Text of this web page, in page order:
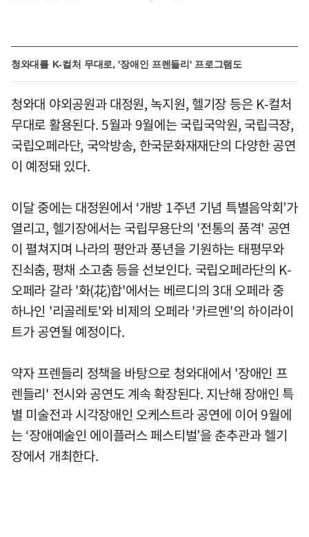
청와대를 K-컬처 무대로, '장애인 프렌들리' 프로그램도
청와대 야외공원과 대정원, 녹지원, 헬기장 등은 K-컬처
무대로 활용된다. 5월과 9월에는 국립국악원, 국립극장,
국립오페라단, 국악방송, 한국문화재재단의 다양한 공연
이 예정돼 있다.
이달 중에는 대정원에서 ‘개방 1주년 기념 특별음악회’가
열리고, 헬기장에서는 국립무용단의 '전통의 품격' 공연
이 펼쳐지며 나라의 평안과 풍년을 기원하는 태평무와
진쇠춤, 평채 소고춤 등을 선보인다. 국립오페라단의 K-
오페라 갈라 '화(花)합'에서는 베르디의 3대 오페라 중
하나인 '리골레토'와 비제의 오페라 '카르멘'의 하이라이
트가 공연될 예정이다.
약자 프렌들리 정책을 바탕으로 청와대에서 '장애인 프
렌들리' 전시와 공연도 계속 확장된다. 지난해 장애인 특
별 미술전과 시각장애인 오케스트라 공연에 이어 9월에
는 ‘장애예술인 에이플러스 페스티벌’을 춘추관과 헬기
장에서 개최한다.